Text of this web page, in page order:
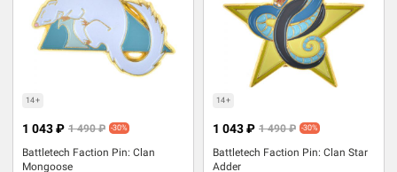
14+
Battletech Faction Pin: Clan
Mongoose
1 043 ₽ 1 490 ₽ -30%
14+
Battletech Faction Pin: Clan Star
Adder
1 043 ₽ 1 490 ₽ -30%